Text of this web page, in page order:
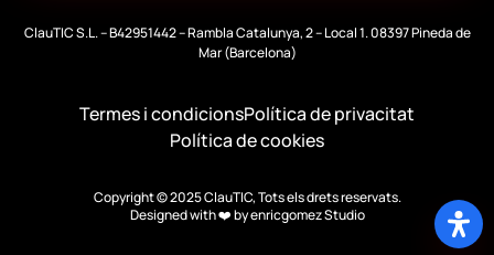
ClauTIC S.L. – B42951442 – Rambla Catalunya, 2 – Local 1. 08397 Pineda de
Mar (Barcelona)
Copyright © 2025 ClauTIC, Tots els drets reservats.
Designed with ❤️ byenricgomez Studio
Termes i condicionsPolítica de privacitat
Política de cookies